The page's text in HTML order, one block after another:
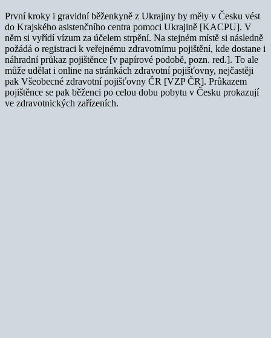
První kroky i gravidní běženkyně z Ukrajiny by měly v Česku vést
do Krajského asistenčního centra pomoci Ukrajině [KACPU]. V
něm si vyřídí vízum za účelem strpění. Na stejném místě si následně
požádá o registraci k veřejnému zdravotnímu pojištění, kde dostane i
náhradní průkaz pojištěnce [v papírové podobě, pozn. red.]. To ale
může udělat i online na stránkách zdravotní pojišťovny, nejčastěji
pak Všeobecné zdravotní pojišťovny ČR [VZP ČR]. Průkazem
pojištěnce se pak běženci po celou dobu pobytu v Česku prokazují
ve zdravotnických zařízeních.